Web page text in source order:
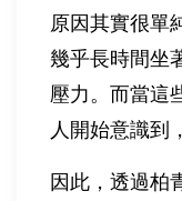
原因其實很單
幾乎長時間坐
壓力。而當這
人開始意識到
因此，透過柏